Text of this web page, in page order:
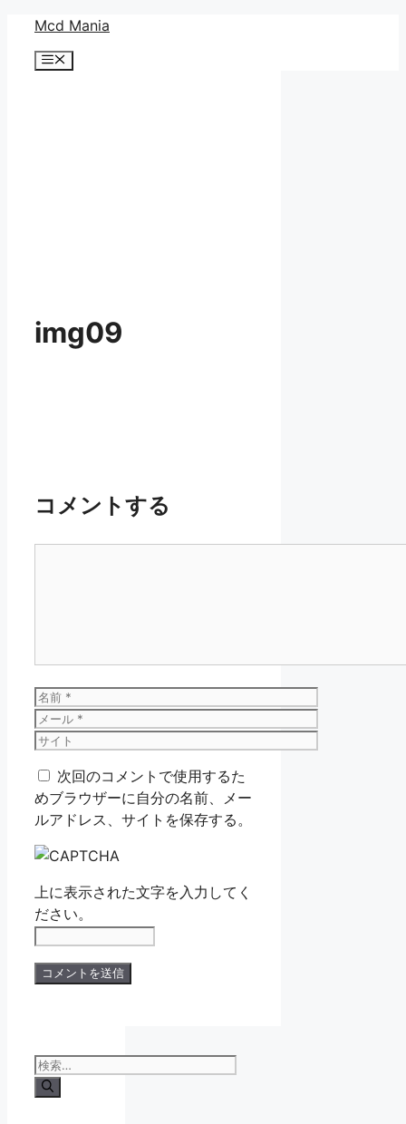
Mcd Mania
メ
img09
コメントする
名
前
メ
ー
サ
ト 次回のコメントで使用するた
めブラウザーに自分の名前、メー
ルアドレス、サイトを保存する。
上に表示された文字を入力してく
ださい。
検
索: